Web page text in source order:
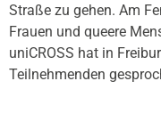
Straße zu gehen. Am
Frauen und queere
uniCROSS hat in
Teilnehmenden